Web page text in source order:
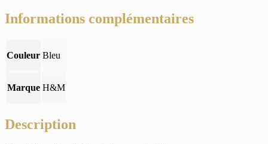
Informations complémentaires
Couleur Bleu
Marque H&M
Description